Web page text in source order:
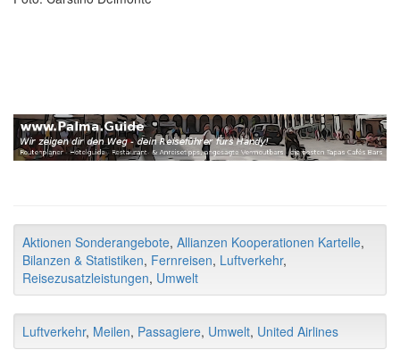
Aktionen Sonderangebote, Allianzen Kooperationen Kartelle,
Bilanzen & Statistiken, Fernreisen, Luftverkehr,
Reisezusatzleistungen, Umwelt
Luftverkehr, Meilen, Passagiere, Umwelt, United Airlines